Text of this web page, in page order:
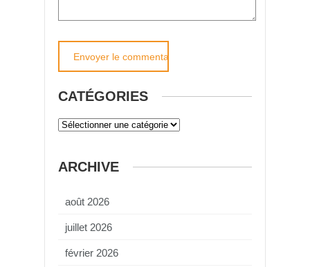
CATÉGORIES
ARCHIVE
août 2026
juillet 2026
février 2026